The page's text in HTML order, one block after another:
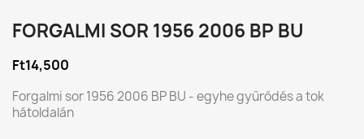
FORGALMI SOR 1956 2006 BP BU
Ft14,500
Forgalmi sor 1956 2006 BP BU - egyhe gyűrődés a tok
hátoldalán